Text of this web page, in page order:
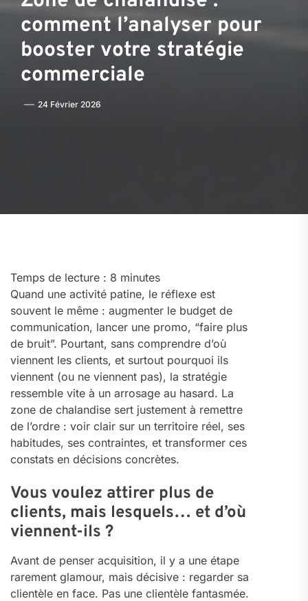
comment l’analyser pour
booster votre stratégie
commerciale
24 Février 2026
Temps de lecture : 8 minutes
Quand une activité patine, le réflexe est
souvent le même : augmenter le budget de
communication, lancer une promo, “faire plus
de bruit”. Pourtant, sans comprendre d’où
viennent les clients, et surtout pourquoi ils
viennent (ou ne viennent pas), la stratégie
ressemble vite à un arrosage au hasard. La
zone de chalandise sert justement à remettre
de l’ordre : voir clair sur un territoire réel, ses
habitudes, ses contraintes, et transformer ces
constats en décisions concrètes.
Vous voulez attirer plus de
clients, mais lesquels… et d’où
viennent-ils ?
Avant de penser acquisition, il y a une étape
rarement glamour, mais décisive : regarder sa
clientèle en face. Pas une clientèle fantasmée.